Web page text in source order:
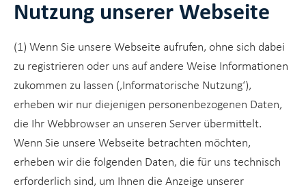
Nutzung unserer Webseite
(1) Wenn Sie unsere Webseite aufrufen, ohne sich dabei
zu registrieren oder uns auf andere Weise Informationen
zukommen zu lassen (‚Informatorische Nutzung‘),
erheben wir nur diejenigen personenbezogenen Daten,
die Ihr Webbrowser an unseren Server übermittelt.
Wenn Sie unsere Webseite betrachten möchten,
erheben wir die folgenden Daten, die für uns technisch
erforderlich sind, um Ihnen die Anzeige unserer